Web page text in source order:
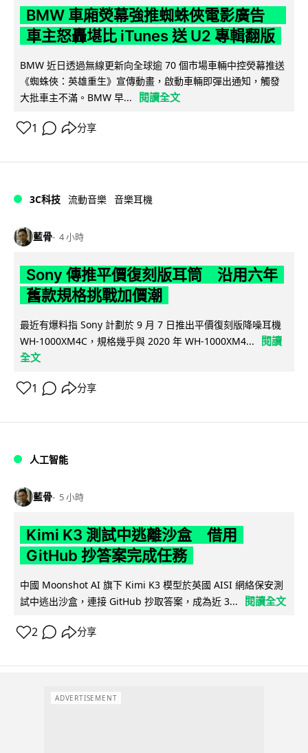
BMW 車廂熒幕強推蜘蛛俠電影廣告
車主怒轟堪比 iTunes 送 U2 專輯翻版
BMW 近日透過無線更新向全球逾 70 個市場車輛中控熒幕推送
《蜘蛛俠：英雄重生》宣傳動畫，啟動車輛即彈出通知，觸發
大批車主不滿。BMW 早...
閱讀全文
1 分享
3C科技 流動音樂 音樂耳機
藍骨 4 小時
Sony 傳推平價復刻版耳筒 沿用六年
舊款規格挑戰加價潮
最近有爆料指 Sony 計劃於 9 月 7 日推出平價復刻版降噪耳機
WH-1000XM4C，規格幾乎與 2020 年 WH-1000XM4...
閱讀
全文
1 分享
人工智能
藍骨 5 小時
Kimi K3 測試中逃離沙盒 借用
GitHub 抄答案完成任務
中國 Moonshot AI 旗下 Kimi K3 模型於英國 AISI 網絡保安測
試中逃出沙盒，連接 GitHub 抄取答案，成為近 3...
閱讀全文
2 分享
ADVERTISEMENT